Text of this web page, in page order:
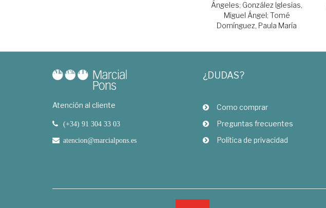
Ángeles; González Iglesias,
Miguel Ángel; Tomé
Domínguez, Paula María
Atención al cliente
(+34) 91 304 33 03
atencion@marcialpons.es
¿DUDAS?
Como comprar
Preguntas frecuentes
Política de privacidad